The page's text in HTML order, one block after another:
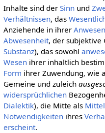
Inhalte sind der Sinnund
Verhältnissen, das
Anziehende in ihrer
Abwesenheit, der subjektive
Substanz), das sowohl
Wesenihrer inhaltlich
Form ihrer Zuwendung, wie
Gemeine und zuleich
widersprüchlichen
Dialektik), die Mitte als Mittel
Notwendigkeitenihres
erscheint.